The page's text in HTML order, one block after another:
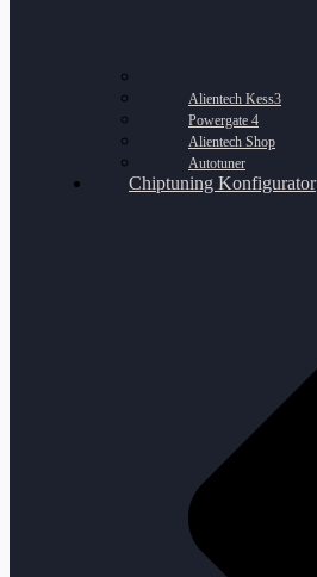
Alientech Kess3
Powergate 4
Alientech Shop
Autotuner
Chiptuning Konfigurator